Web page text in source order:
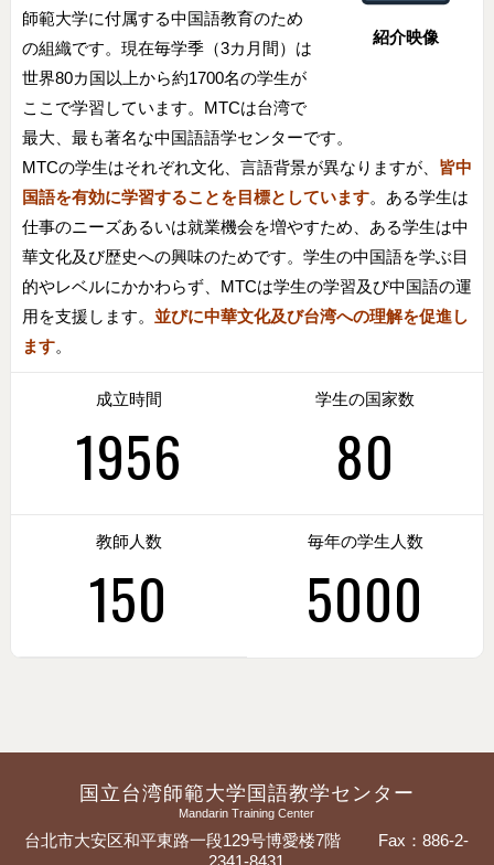
紹介映像
師範大学に付属する中国語教育のため
の組織です。現在毎学季（3カ月間）は
世界80カ国以上から約1700名の学生が
ここで学習しています。MTCは台湾で
最大、最も著名な中国語語学センターです。
MTCの学生はそれぞれ文化、言語背景が異なりますが、 皆中
国語を有効に学習することを目標としています。ある学生は
仕事のニーズあるいは就業機会を増やすため、ある学生は中
華文化及び歴史への興味のためです。学生の中国語を学ぶ目
的やレベルにかかわらず、MTCは学生の学習及び中国語の運
用を支援します。 並びに中華文化及び台湾への理解を促進し
ます。
成立時間
1956
学生の国家数
80
教師人数
150
毎年の学生人数
5000
国立台湾師範大学国語教学センター
Mandarin Training Center
台北市大安区和平東路一段129号博愛楼7階
Fax：886-2-